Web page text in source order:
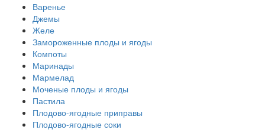
Варенье
Джемы
Желе
Замороженные плоды и ягоды
Компоты
Маринады
Мармелад
Моченые плоды и ягоды
Пастила
Плодово-ягодные приправы
Плодово-ягодные соки